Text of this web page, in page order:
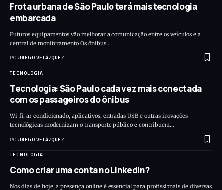
Frota urbana de São Paulo terá mais tecnologia
embarcada
Futuros equipamentos vão melhorar a comunicação entre os veículos e a
central de monitoramento Os ônibus…
PORDIEGO VELÁZQUEZ
TECNOLOGIA
Tecnologia: São Paulo cada vez mais conectada
com os passageiros do ônibus
Wi-fi, ar condicionado, aplicativos, entradas USB e outras inovações
tecnológicas modernizam o transporte público e contribuem…
PORDIEGO VELÁZQUEZ
TECNOLOGIA
Como criar uma conta no LinkedIn?
Nos dias de hoje, a presença online é essencial para profissionais de diversas